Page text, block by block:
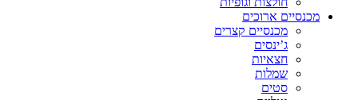
מכנסיים ארוכים
מכנסיים קצרים
ג’ינסים
חצאיות
שמלות
סטים